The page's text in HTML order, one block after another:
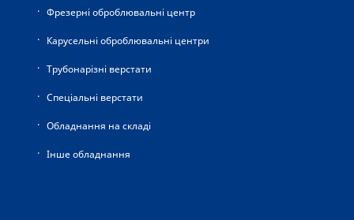
Фрезерні оброблювальні центр
Карусельні оброблювальні центри
Трубонарізні верстати
Спеціальні верстати
Обладнання на складі
Інше обладнання